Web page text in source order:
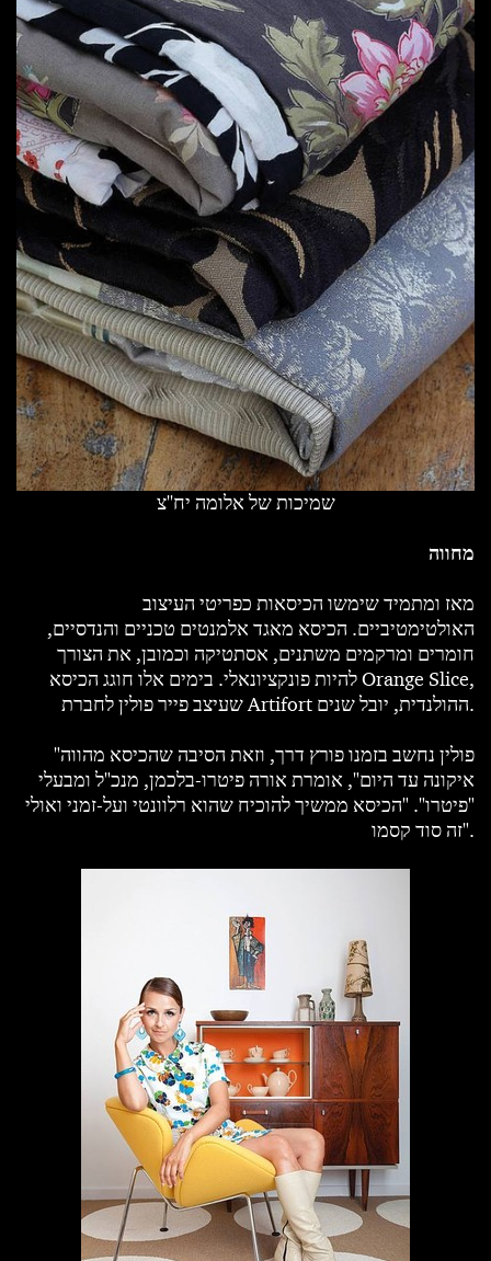
שמיכות של אלומה יח''צ
מחווה
מאז ומתמיד שימשו הכיסאות כפריטי העיצוב
האולטימטיביים. הכיסא מאגד אלמנטים טכניים והנדסיים,
חומרים ומרקמים משתנים, אסתטיקה וכמובן, את הצורך
להיות פונקציונאלי. בימים אלו חוגג הכיסא Orange Slice,
שעיצב פייר פולין לחברת Artifort ההולנדית, יובל שנים.
"פולין נחשב בזמנו פורץ דרך, וזאת הסיבה שהכיסא מהווה
איקונה עד היום", אומרת אורה פיטרו-בלכמן, מנכ"ל ומבעלי
"פיטרו". "הכיסא ממשיך להוכיח שהוא רלוונטי ועל-זמני ואולי
זה סוד קסמו".